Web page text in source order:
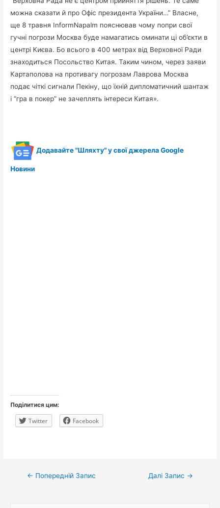
можна сказати й про Офіс президента України…” Власне,
ще 8 травня InformNapalm пояснював чому попри свої
гучні погрози Москва буде намагатись оминати ці об’єкти в
центрі Києва. Бо всього в 400 метрах від Верховної Ради
знаходиться Посольство Китая. Таким чином, через заяви
Картаполова на противагу погрозам Лаврова Москва
подає чіткі сигнали Пекіну, що їхній дипломатичний шантаж
і “гра в покер” не зачеплять інтереси Китая».
Додавайте "Шляхту" у свої джерела Google
Новини
Поділитися цим:
Twitter Facebook
Навігація
← Попередній Запис Далі Запис →